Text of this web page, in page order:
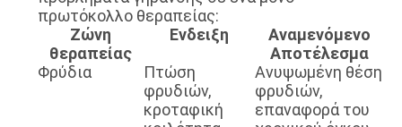
πρωτόκολλο θεραπείας:
Ζώνη
θεραπείας
Ενδειξη
Αναμενόμενο
Αποτέλεσμα
Φρύδια
Πτώση
φρυδιών,
κροταφική
Ανυψωμένη θέση
φρυδιών,
επαναφορά του